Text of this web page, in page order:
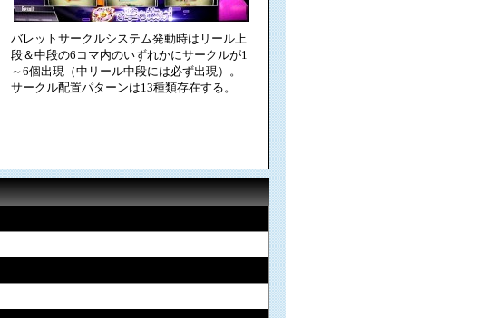
バレットサークルシステム発動時はリール上
段＆中段の6コマ内のいずれかにサークルが1
～6個出現（中リール中段には必ず出現）。
サークル配置パターンは13種類存在する。